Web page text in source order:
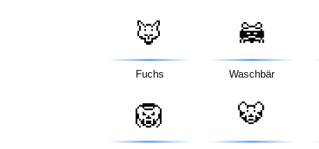
🦊
Fuchs
🦝
Waschbär
🦁 🐯